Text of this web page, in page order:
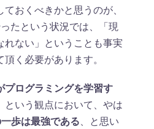
おくべきかと思うのが、
たという状況では、「現
れない」ということも事実
く必要があります。
プログラミングを学習す
という観点において、やは
歩は最強である、と思い